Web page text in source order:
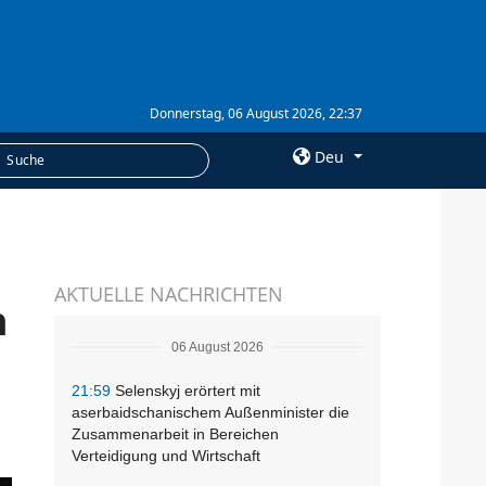
Donnerstag, 06 August 2026, 22:37
Deu
Abonnement
AKTUELLE NACHRICHTEN
06 August 2026
21:59 Selenskyj erörtert mit
aserbaidschanischem Außenminister die
Zusammenarbeit in Bereichen
Verteidigung und Wirtschaft